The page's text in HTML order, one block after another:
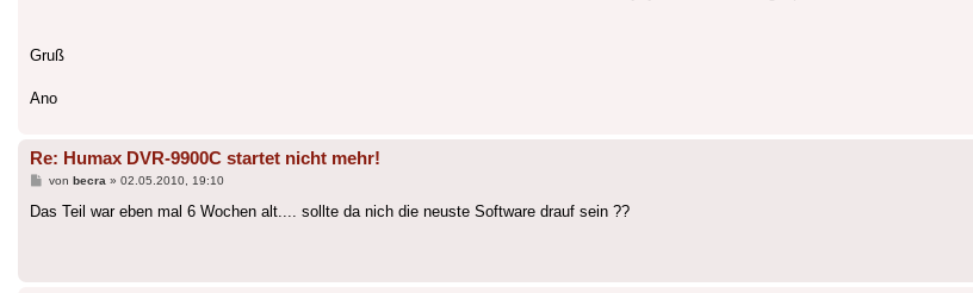
Gruß
Ano
Re: Humax DVR-9900C startet nicht mehr!
Beitrag
von becra» 02.05.2010, 19:10
Das Teil war eben mal 6 Wochen alt.... sollte da nich die neuste Software drauf sein ??